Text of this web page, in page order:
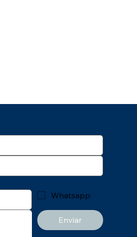
Whatsapp
Enviar